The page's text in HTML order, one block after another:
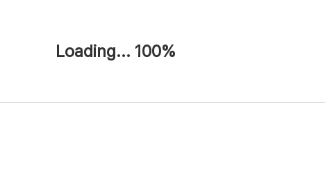
Loading... 100%